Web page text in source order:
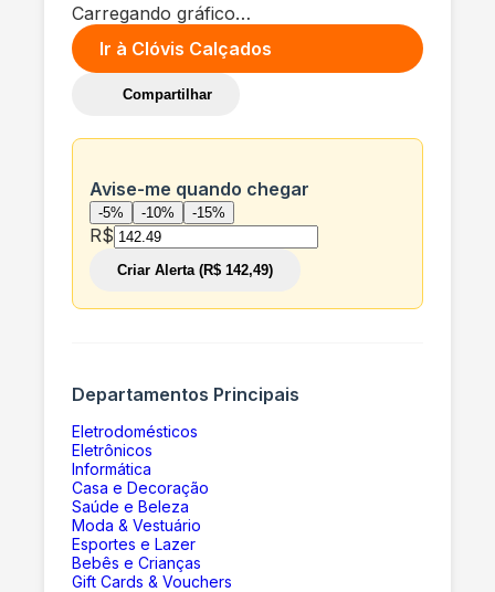
Carregando gráfico…
Ir à Clóvis Calçados
Compartilhar
Avise-me quando chegar
-5% -10% -15%
R$
Criar Alerta (R$ 142,49)
Departamentos Principais
Eletrodomésticos
Eletrônicos
Informática
Casa e Decoração
Saúde e Beleza
Moda & Vestuário
Esportes e Lazer
Bebês e Crianças
Gift Cards & Vouchers